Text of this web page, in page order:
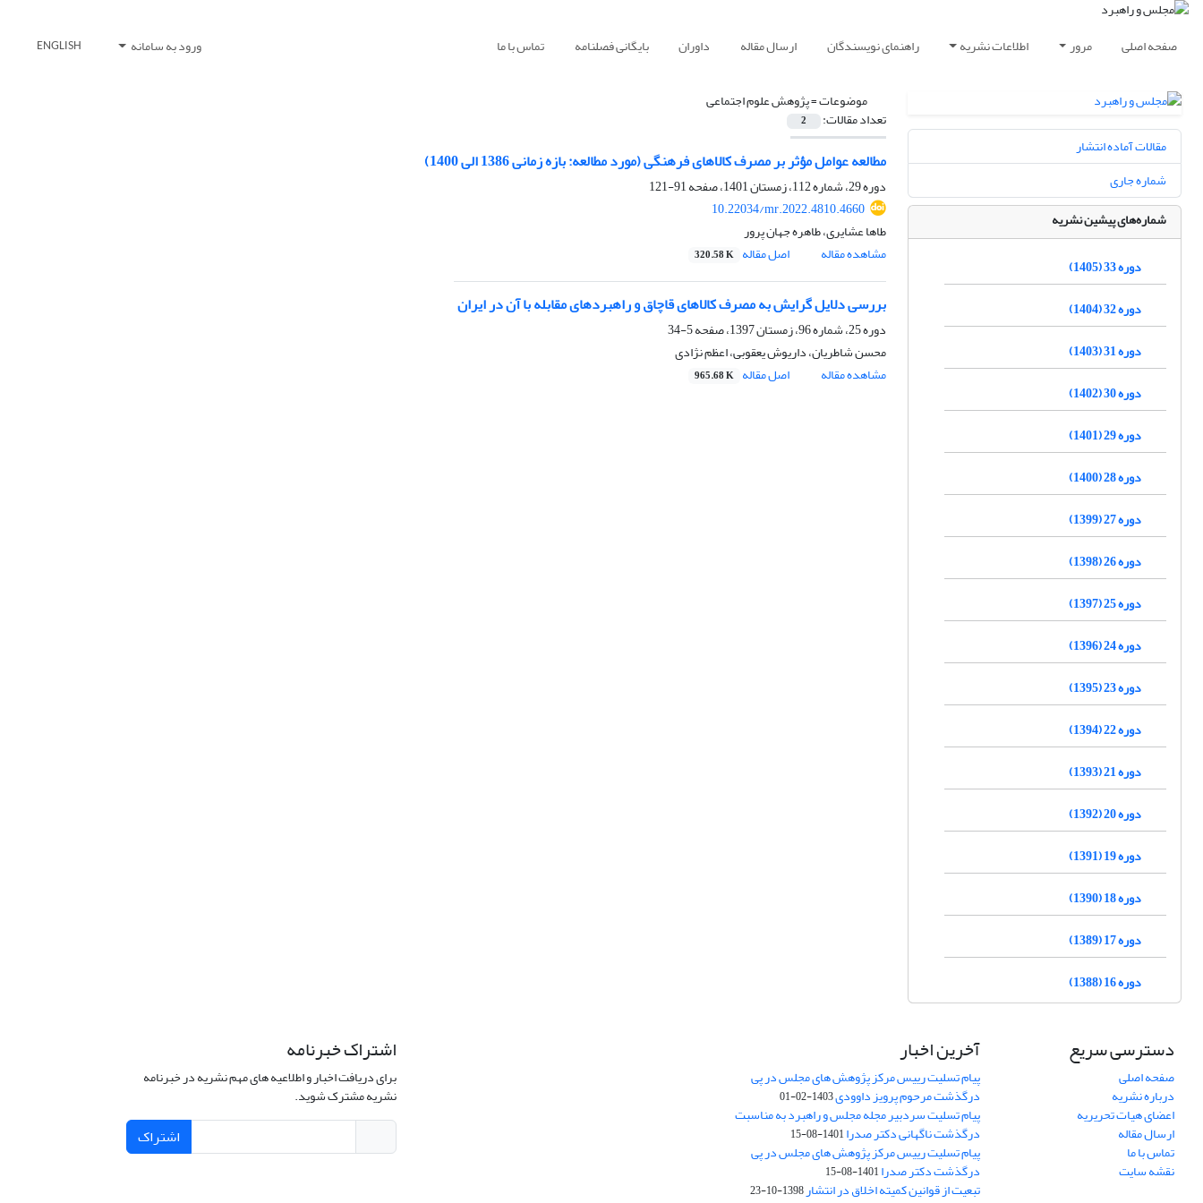
صفحه اصلی مرور اطلاعات نشریه راهنمای نویسندگان ارسال مقاله داوران بایگانی فصلنامه تماس با ما ورود به سامانه ENGLISH
موضوعات =پژوهش علوم اجتماعی
تعداد مقالات: 2
مطالعه عوامل مؤثر بر مصرف کالاهای فرهنگی (مورد مطالعه: بازه زمانی 1386 الی 1400)
دوره 29، شماره 112، زمستان 1401، صفحه
91-121
10.22034/mr.2022.4810.4660
طاها عشایری، طاهره جهان پرور
مشاهده مقاله
اصل مقاله 320.58 K
بررسی دلایل گرایش به مصرف کالاهای قاچاق و راهبرد‌های مقابله با آن در ایران
دوره 25، شماره 96، زمستان 1397، صفحه
5-34
محسن شاطریان، داریوش یعقوبی، اعظم نژادی
مشاهده مقاله
اصل مقاله 965.68 K
مقالات آماده انتشار
شماره جاری
شماره‌های پیشین نشریه
دوره 33 (1405)
دوره 32 (1404)
دوره 31 (1403)
دوره 30 (1402)
دوره 29 (1401)
دوره 28 (1400)
دوره 27 (1399)
دوره 26 (1398)
دوره 25 (1397)
دوره 24 (1396)
دوره 23 (1395)
دوره 22 (1394)
دوره 21 (1393)
دوره 20 (1392)
دوره 19 (1391)
دوره 18 (1390)
دوره 17 (1389)
دوره 16 (1388)
دسترسی سریع
صفحه اصلی
درباره نشریه
اعضای هیات تحریریه
ارسال مقاله
تماس با ما
نقشه سایت
آخرین اخبار
پیام تسلیت رییس مرکز پژوهش های مجلس در پی
درگذشت مرحوم پرویز داوودی1403-02-01
پیام تسلیت سردبیر مجله مجلس و راهبرد به مناسبت
درگذشت ناگهانی دکتر صدرا1401-08-15
پیام تسلیت رییس مرکز پژوهش های مجلس در پی
درگذشت دکتر صدرا1401-08-15
تبعیت از قوانین کمیته اخلاق در انتشار1398-10-23
اشتراک خبرنامه
برای دریافت اخبار و اطلاعیه های مهم نشریه در خبرنامه
نشریه مشترک شوید.
اشتراک